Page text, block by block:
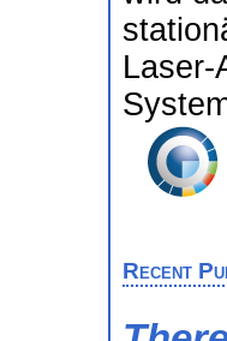
Laser-
Recent